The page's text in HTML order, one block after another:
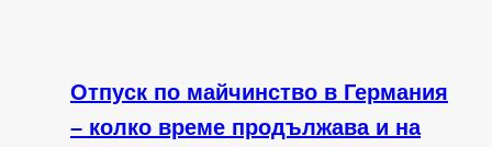
Отпуск по майчинство в Германия
– колко време продължава и на